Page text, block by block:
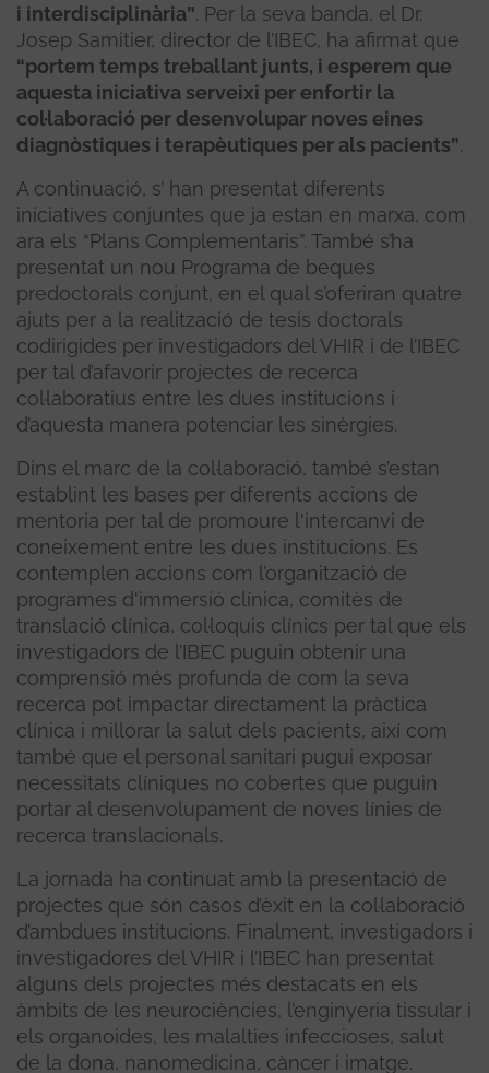
i interdisciplinària”. Per la seva banda, el Dr.
Josep Samitier, director de l’IBEC, ha afirmat que
“portem temps treballant junts, i esperem que
aquesta iniciativa serveixi per enfortir la
col·laboració per desenvolupar noves eines
diagnòstiques i terapèutiques per als pacients”.
A continuació, s’ han presentat diferents
iniciatives conjuntes que ja estan en marxa, com
ara els “Plans Complementaris”. També s’ha
presentat un nou Programa de beques
predoctorals conjunt, en el qual s’oferiran quatre
ajuts per a la realització de tesis doctorals
codirigides per investigadors del VHIR i de l’IBEC
per tal d’afavorir projectes de recerca
col·laboratius entre les dues institucions i
d’aquesta manera potenciar les sinèrgies.
Dins el marc de la col·laboració, també s’estan
establint les bases per diferents accions de
mentoria per tal de promoure l'intercanvi de
coneixement entre les dues institucions. Es
contemplen accions com l’organització de
programes d'immersió clínica, comitès de
translació clínica, col·loquis clínics per tal que els
investigadors de l’IBEC puguin obtenir una
comprensió més profunda de com la seva
recerca pot impactar directament la pràctica
clínica i millorar la salut dels pacients, així com
també que el personal sanitari pugui exposar
necessitats clíniques no cobertes que puguin
portar al desenvolupament de noves línies de
recerca translacionals.
La jornada ha continuat amb la presentació de
projectes que són casos d’èxit en la col·laboració
d’ambdues institucions. Finalment, investigadors i
investigadores del VHIR i l’IBEC han presentat
alguns dels projectes més destacats en els
àmbits de les neurociències, l’enginyeria tissular i
els organoides, les malalties infeccioses, salut
de la dona, nanomedicina, càncer i imatge.